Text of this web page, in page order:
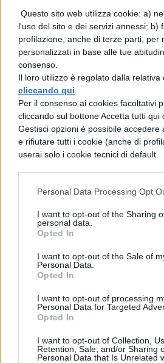
Questo sito web utilizza cookie: a)
l'uso del sito e dei servizi annessi; b)
profilazione, anche di terze parti, per
personalizzati in base alle tue
consenso.
Il loro utilizzo è regolato dalla relativa
cliccando qui
Per il consenso ai cookies facoltativi
cliccando sul bottone Accetta tutti qui
Gestisci opzioni è possibile accedere
e rifiutare tutti i cookie (anche di
userai solo i cookie tecnici di default.
Personal Data Processing Opt
I want to opt-out of the Sharing
personal data.
Opted In
I want to opt-out of the Sale of
Personal Data.
Opted In
I want to opt-out of processing
Personal Data for Targeted
Opted In
I want to opt-out of Collection,
Retention, Sale, and/or Sharing
Personal Data that Is Unrelated
I giochi in
Il mito:
L'Odissea
La poesia epica